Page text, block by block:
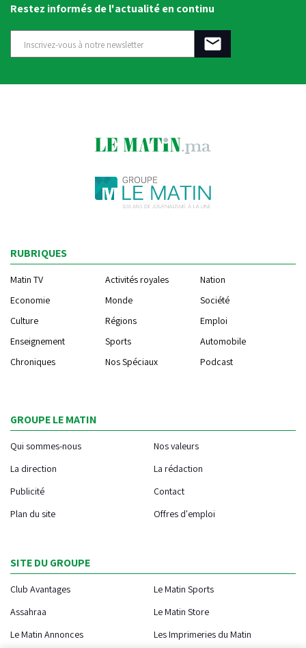
Restez informés de l'actualité en continu
RUBRIQUES
Matin TV Activités royales
Nation
Economie
Monde
Société
Culture
Régions
Emploi
Enseignement
Sports
Automobile
Chroniques
Nos Spéciaux Podcast
GROUPE LE MATIN
Qui sommes-nous
Nos valeurs
La direction
La rédaction
Publicité
Contact
Plan du site
Offres d'emploi
SITE DU GROUPE
Club Avantages
Le Matin Sports
Assahraa
Le Matin Store
Le Matin Annonces
Les Imprimeries du Matin